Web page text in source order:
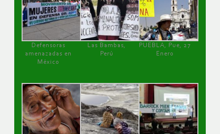
Defensoras
amenazadas en
México
Las Bambas,
Perú
PUEBLA, Pue, 27
Enero